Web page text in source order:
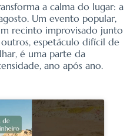
a calma do lugar: a
Um evento popular,
recinto improvisado junto
outros, espetáculo difícil de
é uma parte da
ano após ano.